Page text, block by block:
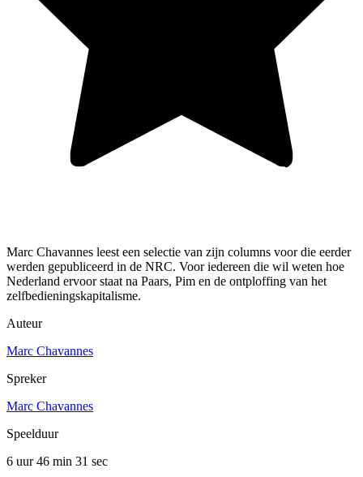
Marc Chavannes leest een selectie van zijn columns voor die eerder
werden gepubliceerd in de NRC. Voor iedereen die wil weten hoe
Nederland ervoor staat na Paars, Pim en de ontploffing van het
zelfbedieningskapitalisme.
Auteur
Marc Chavannes
Spreker
Marc Chavannes
Speelduur
6 uur 46 min 31 sec